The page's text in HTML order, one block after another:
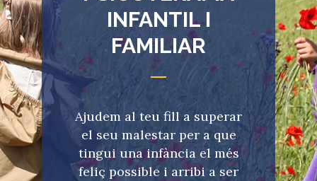
INFANTIL I
FAMILIAR
Ajudem al teu fill a superar
el seu malestar per a que
tingui una infància el més
feliç possible i arribi a ser